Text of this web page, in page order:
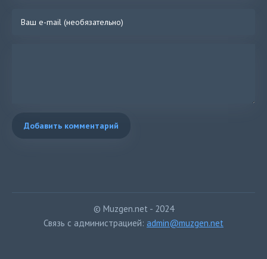
Добавить комментарий
© Muzgen.net - 2024
Связь с администрацией: admin@muzgen.net